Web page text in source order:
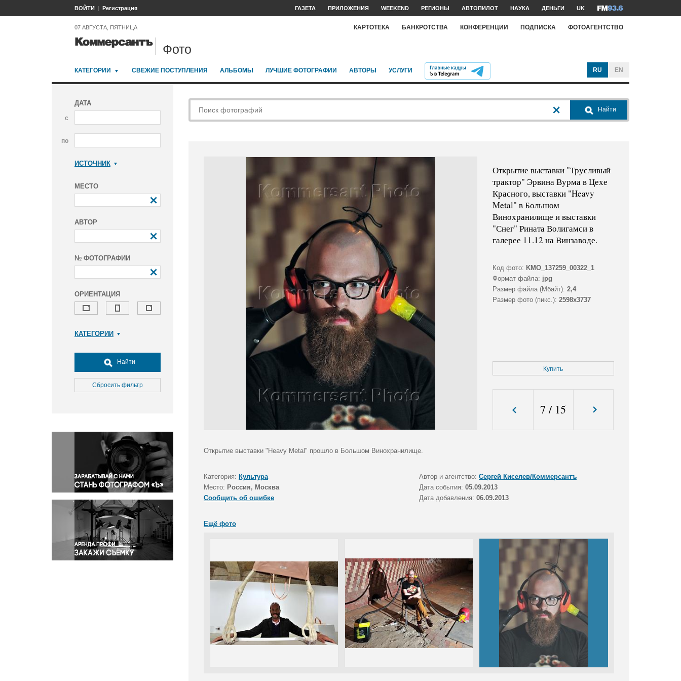
ВОЙТИ Регистрация ГАЗЕТА ПРИЛОЖЕНИЯ WEEKEND РЕГИОНЫ АВТОПИЛОТ НАУКА ДЕНЬГИ UK
07 АВГУСТА, ПЯТНИЦА КАРТОТЕКА БАНКРОТСТВА КОНФЕРЕНЦИИ ПОДПИСКА ФОТОАГЕНТСТВО
Фото
КАТЕГОРИИ СВЕЖИЕ ПОСТУПЛЕНИЯ АЛЬБОМЫ ЛУЧШИЕ ФОТОГРАФИИ АВТОРЫ УСЛУГИ RU EN
ДАТА
с
по
ИСТОЧНИК
МЕСТО
АВТОР
№ ФОТОГРАФИИ
ОРИЕНТАЦИЯ
КАТЕГОРИИ
Досуг, туризм и отдых
Культура
Медицина
Окружающая среда
Политика
Правосудие
Происшествия и конфликты
Религия
Светская жизнь
Спорт
Экология
Экономика и бизнес
Найти
Сбросить фильтр
Найти
Открытие выставки "Трусливый
трактор" Эрвина Вурма в Цехе
Красного, выставки "Heavy
Metal" в Большом
Винохранилище и выставки
"Снег" Рината Волигамси в
галерее 11.12 на Винзаводе.
Код фото: KMO_137259_00322_1
Формат файла: jpg
Размер файла (Мбайт): 2,4
Размер фото (пикс.): 2598x3737
Купить
7 / 15
Открытие выставки "Heavy Metal" прошло в Большом Винохранилище.
Категория: Культура Автор и агентство: Сергей Киселев/Коммерсантъ
Место: Россия, Москва Дата события: 05.09.2013
Сообщить об ошибке
Дата добавления: 06.09.2013
Ещё фото